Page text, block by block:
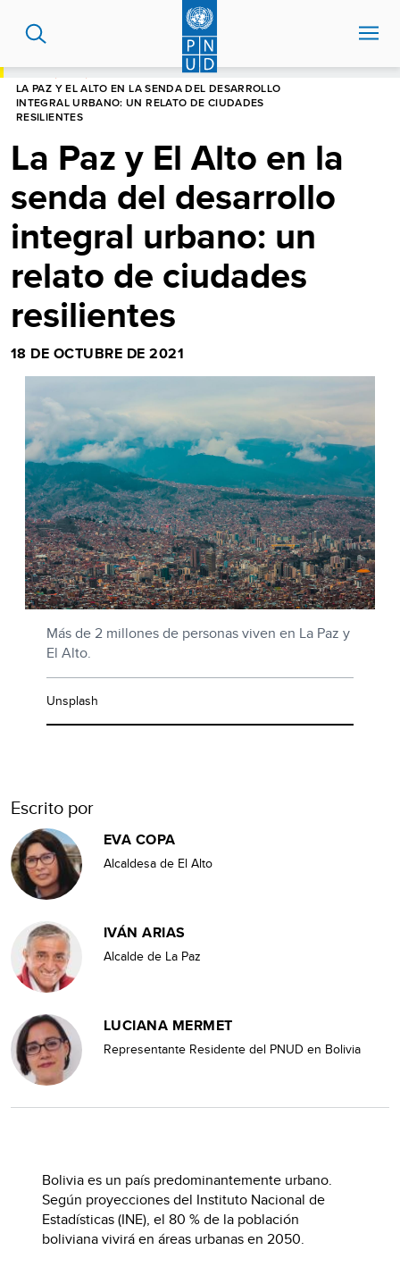
contenido
principal
LA PAZ Y EL ALTO EN LA SENDA DEL DESARROLLO
INTEGRAL URBANO: UN RELATO DE CIUDADES
RESILIENTES
La Paz y El Alto en la
senda del desarrollo
integral urbano: un
relato de ciudades
resilientes
18 DE OCTUBRE DE 2021
Más de 2 millones de personas viven en La Paz y
El Alto.
Unsplash
Escrito por
EVA COPA
Alcaldesa de El Alto
IVÁN ARIAS
Alcalde de La Paz
LUCIANA MERMET
Representante Residente del PNUD en Bolivia
Bolivia es un país predominantemente urbano.
Según proyecciones del Instituto Nacional de
Estadísticas (INE), el 80 % de la población
boliviana vivirá en áreas urbanas en 2050.